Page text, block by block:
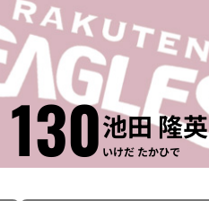
130池田 隆英
いけだ たかひで